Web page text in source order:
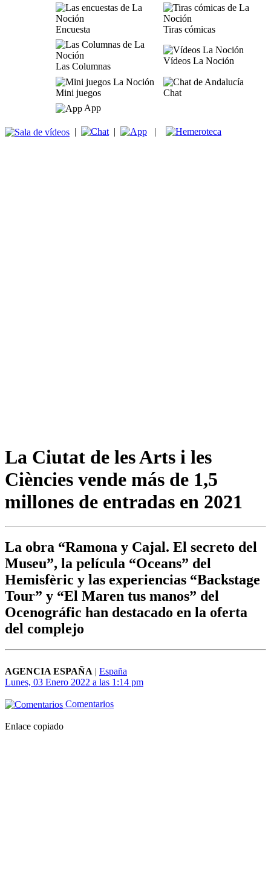
Encuesta Tiras cómicas
Las Columnas
Vídeos La Noción
Mini juegos
Chat
App
| | |
La Ciutat de les Arts i les
Ciències vende más de 1,5
millones de entradas en 2021
La obra “Ramona y Cajal. El secreto del
Museu”, la película “Oceans” del
Hemisfèric y las experiencias “Backstage
Tour” y “El Maren tus manos” del
Ocenográfic han destacado en la oferta
del complejo
AGENCIA ESPAÑA | España
Lunes, 03 Enero 2022 a las 1:14 pm
Comentarios
Enlace copiado